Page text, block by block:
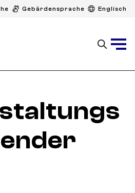
Gebärdensprache Englisch